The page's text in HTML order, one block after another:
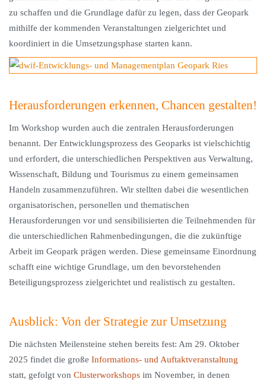
zu schaffen und die Grundlage dafür zu legen, dass der Geopark
mithilfe der kommenden Veranstaltungen zielgerichtet und
koordiniert in die Umsetzungsphase starten kann.
Herausforderungen erkennen, Chancen gestalten!
Im Workshop wurden auch die zentralen Herausforderungen
benannt. Der Entwicklungsprozess des Geoparks ist vielschichtig
und erfordert, die unterschiedlichen Perspektiven aus Verwaltung,
Wissenschaft, Bildung und Tourismus zu einem gemeinsamen
Handeln zusammenzuführen. Wir stellten dabei die wesentlichen
organisatorischen, personellen und thematischen
Herausforderungen vor und sensibilisierten die Teilnehmenden für
die unterschiedlichen Rahmenbedingungen, die die zukünftige
Arbeit im Geopark prägen werden. Diese gemeinsame Einordnung
schafft eine wichtige Grundlage, um den bevorstehenden
Beteiligungsprozess zielgerichtet und realistisch zu gestalten.
Ausblick: Von der Strategie zur Umsetzung
Die nächsten Meilensteine stehen bereits fest: Am 29. Oktober
2025 findet die große Informations- und Auftaktveranstaltung
statt, gefolgt von Clusterworkshops im November, in denen